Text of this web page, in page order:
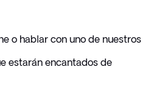
o hablar con uno de nuestros
estarán encantados de